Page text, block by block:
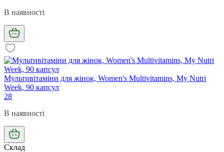
В наявності
Мультивітаміни для жінок, Women's Multivitamins, My Nutri
Week, 90 капсул
28
В наявності
Склад